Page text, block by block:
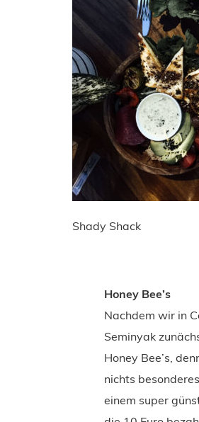
Shady Shack
Honey Bee’s
Nachdem wir in
Seminyak
Honey Bee’s,
nichts
einem super